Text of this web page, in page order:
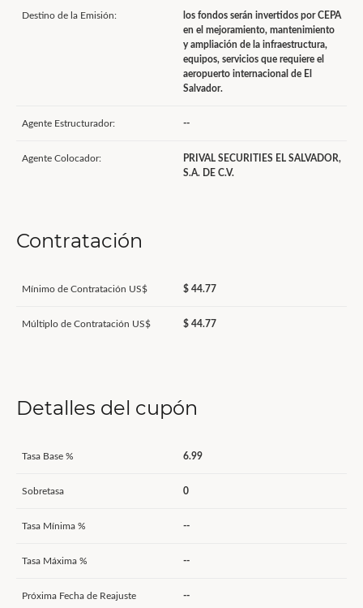
Destino de la Emisión:
los fondos serán invertidos por CEPA
en el mejoramiento, mantenimiento
y ampliación de la infraestructura,
equipos, servicios que requiere el
aeropuerto internacional de El
Salvador.
Agente Estructurador: --
Agente Colocador:
PRIVAL SECURITIES EL SALVADOR,
S.A. DE C.V.
Contratación
Mínimo de Contratación US$ $ 44.77
Múltiplo de Contratación US$ $ 44.77
Detalles del cupón
Tasa Base % 6.99
Sobretasa 0
Tasa Mínima % --
Tasa Máxima % --
Próxima Fecha de Reajuste --